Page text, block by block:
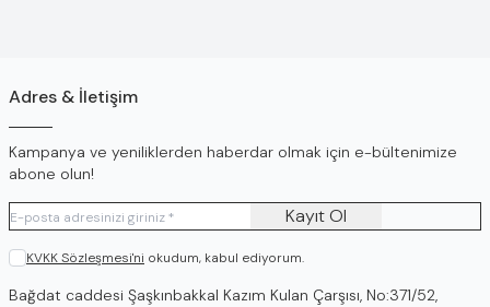
Adres & İletişim
Kampanya ve yeniliklerden haberdar olmak için e-bültenimize
abone olun!
Kayıt Ol
KVKK Sözleşmesi'ni okudum, kabul ediyorum.
Adres
Bağdat caddesi Şaşkınbakkal Kazım Kulan Çarşısı, No:371/52,